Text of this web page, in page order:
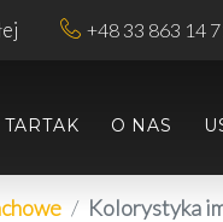
+48 33 863 14
TARTAK O NAS
Kolorystyka